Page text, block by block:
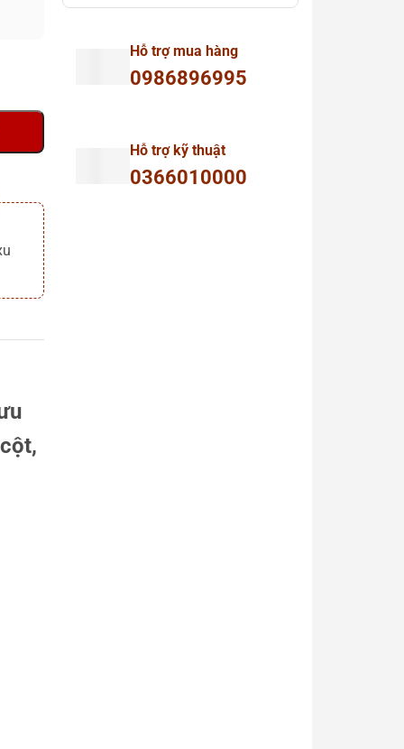
Hỗ trợ mua hàng
0986896995
Hỗ trợ kỹ thuật
0366010000